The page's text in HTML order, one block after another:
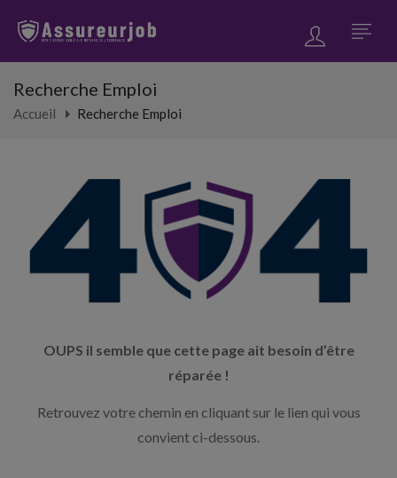
Recherche Emploi
Accueil Recherche Emploi
OUPS il semble que cette page ait besoin d’être
réparée !
Retrouvez votre chemin en cliquant sur le lien qui vous
convient ci-dessous.